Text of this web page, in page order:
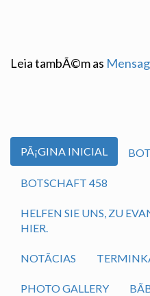
Leia tambÃ©m as
PÃ¡GINA INICIAL
BOTSCHAFT 458
HELFEN SIE UNS, ZU
HIER.
NOTÃ­CIAS
PHOTO GALLERY